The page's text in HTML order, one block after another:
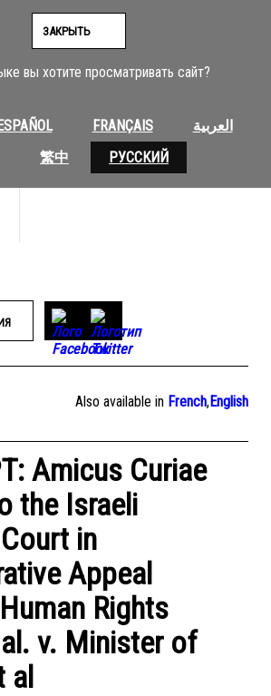
вы хотите просматривать сайт?
FRANÇAIS
العربية
繁中 РУССКИЙ
ЗАКРЫТЬ
Also available in French,English
Amicus Curiae
the Israeli
in
Appeal
Rights
v. Minister of
al